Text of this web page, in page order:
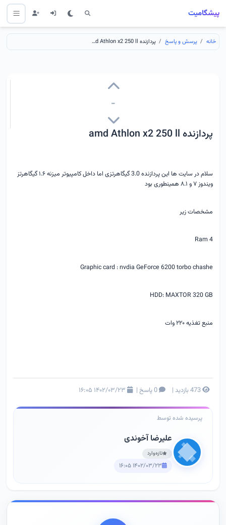
پیشگامیت
خانه پرسش و پاسخ پردازنده amd Athlon x2 250 ll
-
پردازنده amd Athlon x2 250 ll
سلام در سایت ها این پردازنده 3.0 گیگاهرتزی اما داخل کامپیوتر میزنه ۱.۶ گیگاهرتز
ویندوز ۷ و ۸.۱ همینطوری بود
مشخصات زیر
Ram 4
Graphic card : nvdia GeForce 6200 torbo chashe
HDD: MAXTOR 320 GB
منبع تغذیه ۲۲۰ وات
473 بازدید | 0 پاسخ |
پرسیده شده توسط
علیرضا آخوندی
تازه‌وارد
۱۴۰۲/۰۳/۲۳ ۱۶:۰۵